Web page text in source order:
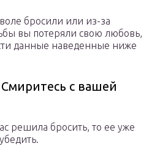
бросили или из-за
вы потеряли свою любовь,
данные наведенные ниже
с вашей
решила бросить, то ее уже